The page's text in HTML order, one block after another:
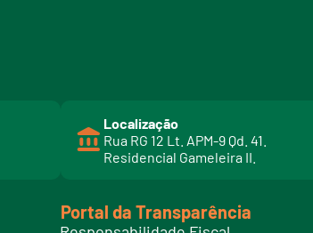
Localização
Rua RG 12 Lt. APM-9 Qd. 41.
Residencial Gameleira II.
Portal da Transparência